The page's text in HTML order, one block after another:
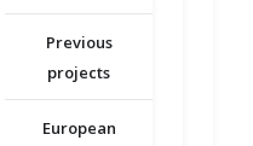
Previous
projects
European